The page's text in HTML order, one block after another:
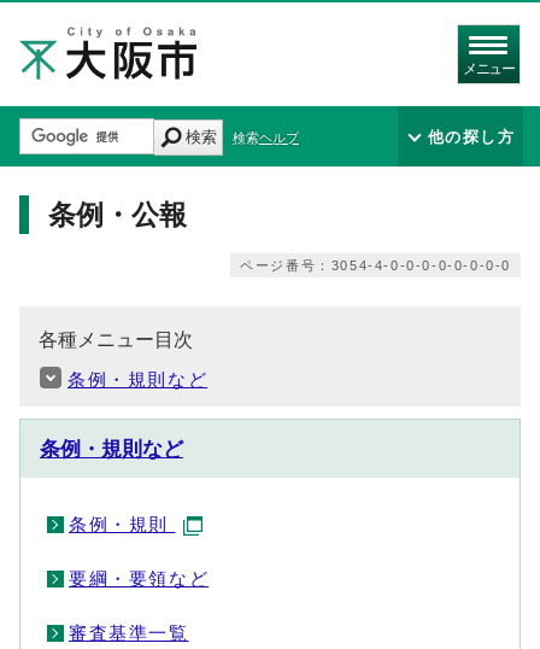
メニュー
検索 検索ヘルプ 他の探し方
条例・公報
ページ番号：3054-4-0-0-0-0-0-0-0-0
各種メニュー目次
条例・規則など
条例・規則など
条例・規則
要綱・要領など
審査基準一覧